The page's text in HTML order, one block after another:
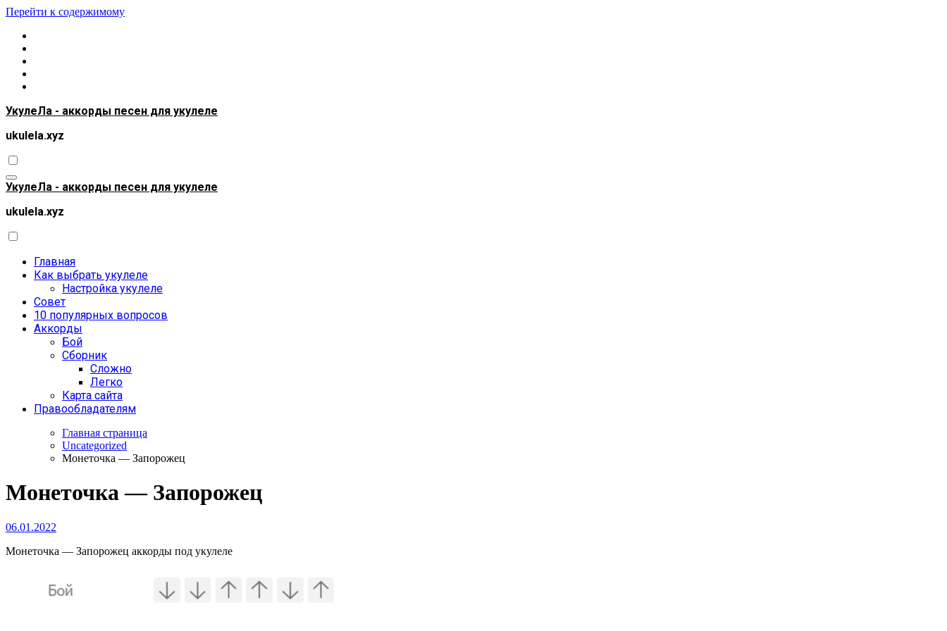
Перейти к содержимому
УкулеЛа - аккорды песен для укулеле
ukulela.xyz
УкулеЛа - аккорды песен для укулеле
ukulela.xyz
Главная
Как выбрать укулеле
Настройка укулеле
Совет
10 популярных вопросов
Аккорды
Бой
Сборник
Сложно
Легко
Карта сайта
Правообладателям
Главная страница
Uncategorized
Монеточка — Запорожец
Монеточка — Запорожец
06.01.2022
Монеточка — Запорожец аккорды под укулеле